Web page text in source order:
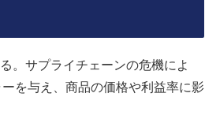
。サプライチェーンの危機によ
を与え、商品の価格や利益率に影